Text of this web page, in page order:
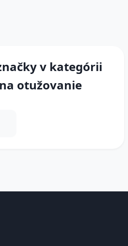
v kategórii
otužovanie